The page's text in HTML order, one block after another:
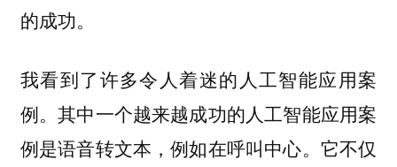
的成功。
我看到了许多令人着迷的人工智能应用案
例。其中一个越来越成功的人工智能应用案
例是语音转文本，例如在呼叫中心。它不仅